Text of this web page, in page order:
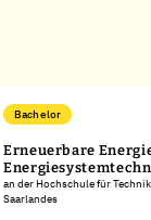
Bachelor
Erneuerbare
an der Hochschule für
Saarlandes